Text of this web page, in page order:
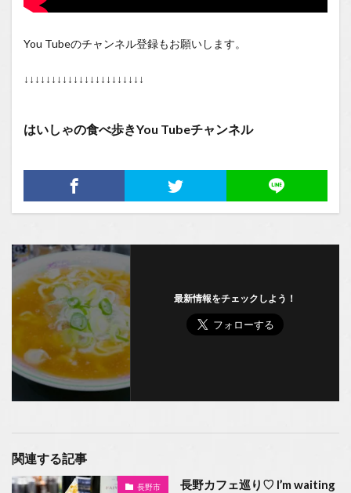
You Tubeのチャンネル登録もお願いします。
↓↓↓↓↓↓↓↓↓↓↓↓↓↓↓↓↓↓↓↓↓↓
はいしゃの食べ歩きYou Tubeチャンネル
最新情報をチェックしよう！
関連する記事
長野市
長野カフェ巡り♡ I’m waiting